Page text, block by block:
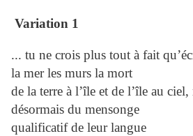
Variation 1
... tu ne crois plus tout à fait
la mer les murs la mort
de la terre à l’île et de l’île au
désormais du mensonge
qualificatif de leur langue